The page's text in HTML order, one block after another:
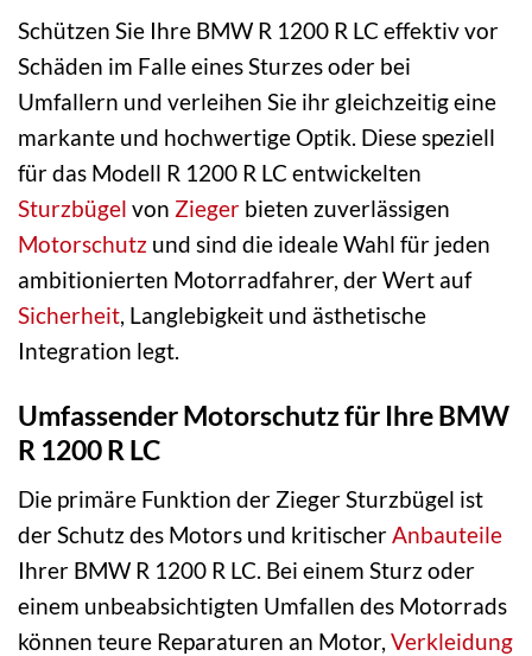
Schützen Sie Ihre BMW R 1200 R LC effektiv vor
Schäden im Falle eines Sturzes oder bei
Umfallern und verleihen Sie ihr gleichzeitig eine
markante und hochwertige Optik. Diese speziell
für das Modell R 1200 R LC entwickelten
Sturzbügel von Zieger bieten zuverlässigen
Motorschutz und sind die ideale Wahl für jeden
ambitionierten Motorradfahrer, der Wert auf
Sicherheit, Langlebigkeit und ästhetische
Integration legt.
Umfassender Motorschutz für Ihre BMW
R 1200 R LC
Die primäre Funktion der Zieger Sturzbügel ist
der Schutz des Motors und kritischer Anbauteile
Ihrer BMW R 1200 R LC. Bei einem Sturz oder
einem unbeabsichtigten Umfallen des Motorrads
können teure Reparaturen an Motor, Verkleidung